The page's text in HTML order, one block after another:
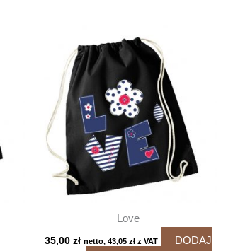
Love
35,00zł netto,43,05zł z VAT
DODAJ